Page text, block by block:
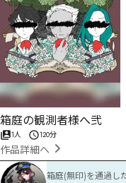
箱庭の観測者様へ弐
1人 120分
作品詳細へ
箱庭(無印)を通過し